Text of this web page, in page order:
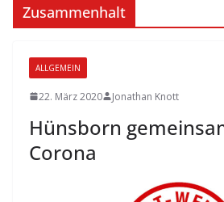
Zusammenhalt
ALLGEMEIN
22. März 2020 Jonathan Knott
Hünsborn
Corona